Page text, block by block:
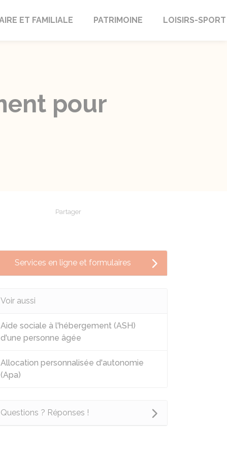
ET FAMILIALE PATRIMOINE LOISIRS-SPORT
pour
Partager
Services en ligne et formulaires
Voir aussi
Aide sociale à l'hébergement (ASH)
d'une personne âgée
Allocation personnalisée d'autonomie
(Apa)
Questions ? Réponses !